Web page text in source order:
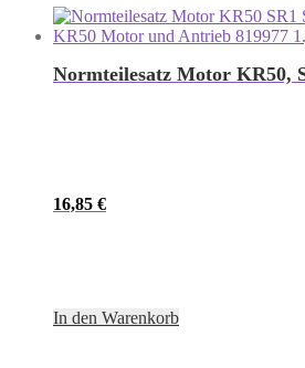
Normteilesatz Motor KR50,
16,85 €
In den Warenkorb